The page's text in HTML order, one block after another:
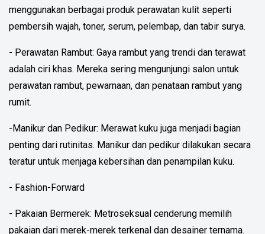
menggunakan berbagai produk perawatan kulit seperti
pembersih wajah, toner, serum, pelembap, dan tabir surya.
- Perawatan Rambut: Gaya rambut yang trendi dan terawat
adalah ciri khas. Mereka sering mengunjungi salon untuk
perawatan rambut, pewarnaan, dan penataan rambut yang
rumit.
-Manikur dan Pedikur: Merawat kuku juga menjadi bagian
penting dari rutinitas. Manikur dan pedikur dilakukan secara
teratur untuk menjaga kebersihan dan penampilan kuku.
- Fashion-Forward
- Pakaian Bermerek: Metroseksual cenderung memilih
pakaian dari merek-merek terkenal dan desainer ternama.